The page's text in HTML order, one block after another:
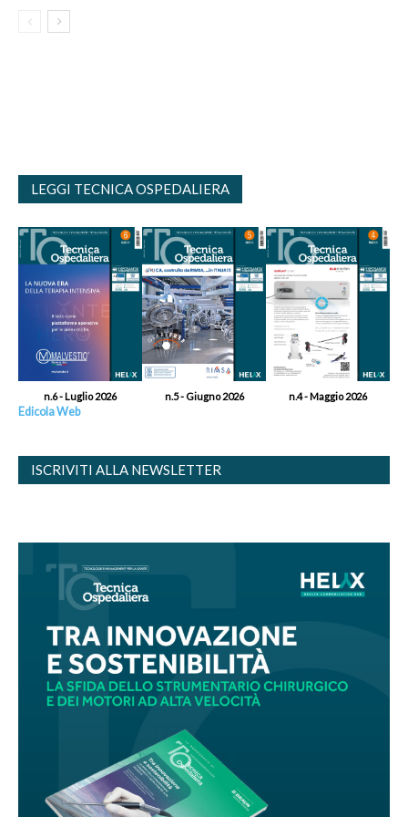
LEGGI TECNICA OSPEDALIERA
n.6 - Luglio 2026 n.5 - Giugno 2026 n.4 - Maggio 2026
Edicola Web
ISCRIVITI ALLA NEWSLETTER